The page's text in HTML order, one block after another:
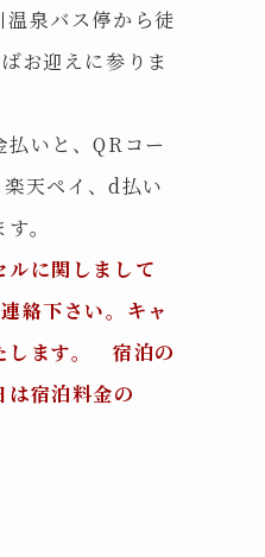
泉バス停から徒
お迎えに参りま
いと、QRコー
天ペイ、d払い
。
に関しまして
絡下さい。キャ
します。 宿泊の
は宿泊料金の